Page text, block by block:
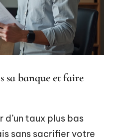
sa banque et faire
taux plus bas
sans sacrifier votre